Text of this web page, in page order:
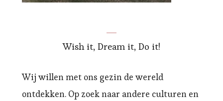
Wish it, Dream it, Do it!
Wij willen met ons gezin de wereld
ontdekken. Op zoek naar andere culturen en